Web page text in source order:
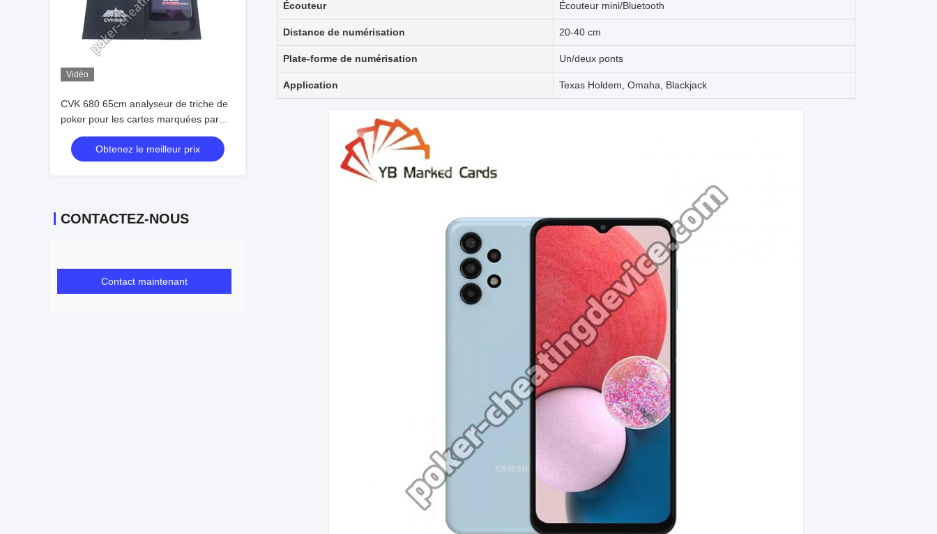
Vidéo
CVK 680 65cm analyseur de triche de
poker pour les cartes marquées par
code-barres de casino
Obtenez le meilleur prix
CONTACTEZ-NOUS
Contact maintenant
Écouteur Écouteur mini/Bluetooth
Distance de numérisation 20-40 cm
Plate-forme de numérisation Un/deux ponts
Application Texas Holdem, Omaha, Blackjack